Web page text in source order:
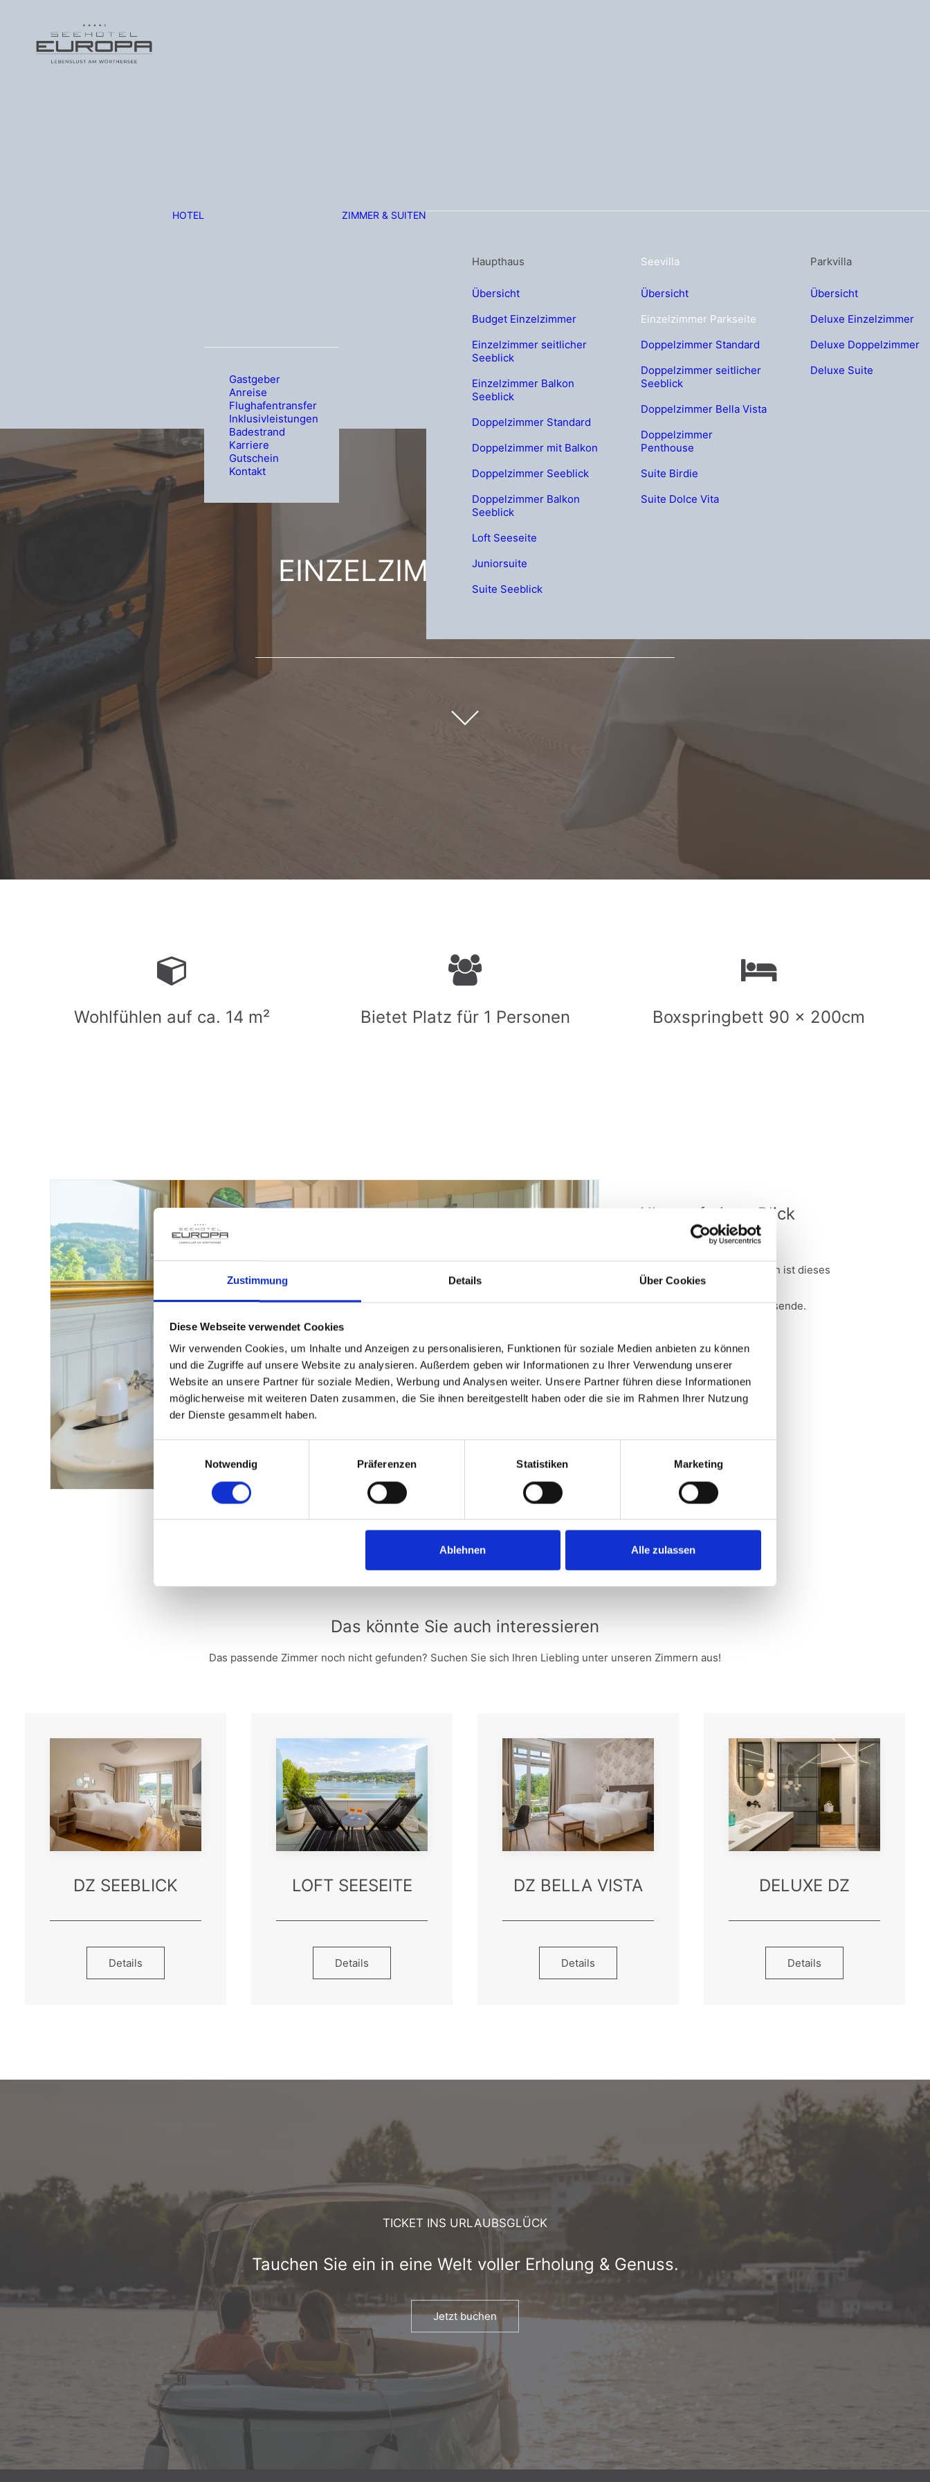
Zustimmung Details Über Cookies
Diese Webseite verwendet Cookies
Wir verwenden Cookies, um Inhalte und Anzeigen zu personalisieren, Funktionen für soziale Medien anbieten zu können
und die Zugriffe auf unsere Website zu analysieren. Außerdem geben wir Informationen zu Ihrer Verwendung unserer
Website an unsere Partner für soziale Medien, Werbung und Analysen weiter. Unsere Partner führen diese Informationen
möglicherweise mit weiteren Daten zusammen, die Sie ihnen bereitgestellt haben oder die sie im Rahmen Ihrer Nutzung
der Dienste gesammelt haben.
Notwendig
Präferenzen Statistiken Marketing
Ablehnen Alle zulassen
HOTEL
Gastgeber
Anreise
Flughafentransfer
Inklusivleistungen
Badestrand
Karriere
Gutschein
Kontakt
ZIMMER & SUITEN
Haupthaus
Übersicht
Budget Einzelzimmer
Einzelzimmer seitlicher
Seeblick
Einzelzimmer Balkon
Seeblick
Doppelzimmer Standard
Doppelzimmer mit Balkon
Doppelzimmer Seeblick
Doppelzimmer Balkon
Seeblick
Loft Seeseite
Juniorsuite
Suite Seeblick
Seevilla
Übersicht
Einzelzimmer Parkseite
Doppelzimmer Standard
Doppelzimmer seitlicher
Seeblick
Doppelzimmer Bella Vista
Doppelzimmer
Penthouse
Suite Birdie
Suite Dolce Vita
Parkvilla
Übersicht
Deluxe Einzelzimmer
Deluxe Doppelzimmer
Deluxe Suite
EINZELZIMMER PARKSEITE
Wohlfühlen auf ca. 14 m² Bietet Platz für 1 Personen Boxspringbett 90 x 200cm
Alles auf einen Blick
Ruhig in der Seevilla gelegen ist dieses
Zimmer der perfekte Ort für
erholungsuchende Alleinreisende.
Einzelzimmer
Seevilla
Parkblick
Parkett
Das könnte Sie auch interessieren
Das passende Zimmer noch nicht gefunden? Suchen Sie sich Ihren Liebling unter unseren Zimmern aus!
DZ SEEBLICK
Details
LOFT SEESEITE
Details
DZ BELLA VISTA
Details
DELUXE DZ
Details
TICKET INS URLAUBSGLÜCK
Tauchen Sie ein in eine Welt voller Erholung & Genuss.
Jetzt buchen